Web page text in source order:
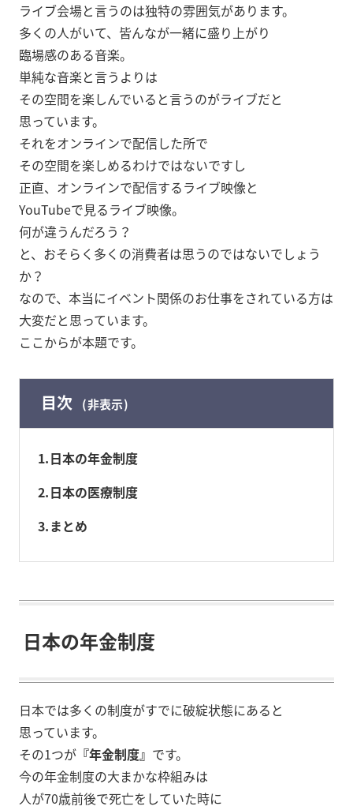
ライブ会場と言うのは独特の雰囲気があります。
多くの人がいて、皆んなが一緒に盛り上がり
臨場感のある音楽。
単純な音楽と言うよりは
その空間を楽しんでいると言うのがライブだと
思っています。
それをオンラインで配信した所で
その空間を楽しめるわけではないですし
正直、オンラインで配信するライブ映像と
YouTubeで見るライブ映像。
何が違うんだろう？
と、おそらく多くの消費者は思うのではないでしょう
か？
なので、本当にイベント関係のお仕事をされている方は
大変だと思っています。
ここからが本題です。
目次 非表示
1 日本の年金制度
2 日本の医療制度
3 まとめ
日本の年金制度
日本では多くの制度がすでに破綻状態にあると
思っています。
その1つが 『年金制度』 です。
今の年金制度の大まかな枠組みは
人が70歳前後で死亡をしていた時に